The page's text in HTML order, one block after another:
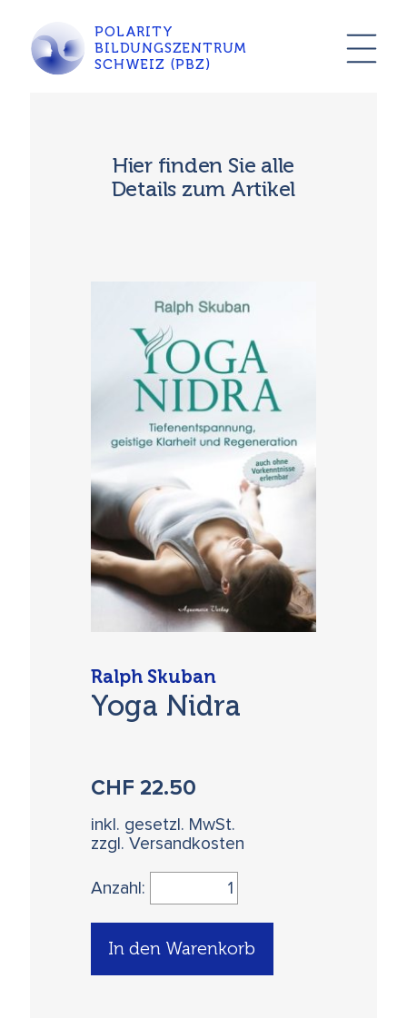
POLARITY
BILDUNGSZENTRUM
SCHWEIZ (PBZ)
Hier finden Sie alle
Details zum Artikel
Ralph Skuban
Yoga Nidra
CHF22.50
inkl. gesetzl. MwSt.
zzgl. Versandkosten
Anzahl:
In den Warenkorb